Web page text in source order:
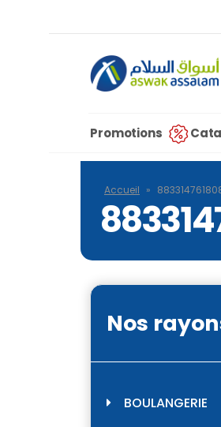
Promotions
Accueil »
Nos
BOULANGERIE